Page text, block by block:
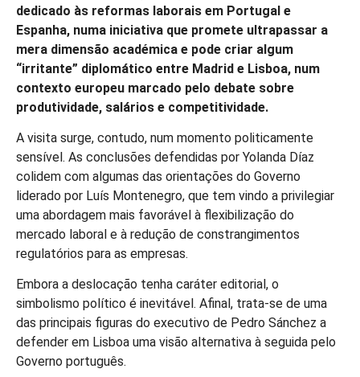
dedicado às reformas laborais em Portugal e
Espanha, numa iniciativa que promete ultrapassar a
mera dimensão académica e pode criar algum
“irritante” diplomático entre Madrid e Lisboa, num
contexto europeu marcado pelo debate sobre
produtividade, salários e competitividade.
A visita surge, contudo, num momento politicamente
sensível. As conclusões defendidas por Yolanda Díaz
colidem com algumas das orientações do Governo
liderado por Luís Montenegro, que tem vindo a privilegiar
uma abordagem mais favorável à flexibilização do
mercado laboral e à redução de constrangimentos
regulatórios para as empresas.
Embora a deslocação tenha caráter editorial, o
simbolismo político é inevitável. Afinal, trata-se de uma
das principais figuras do executivo de Pedro Sánchez a
defender em Lisboa uma visão alternativa à seguida pelo
Governo português.